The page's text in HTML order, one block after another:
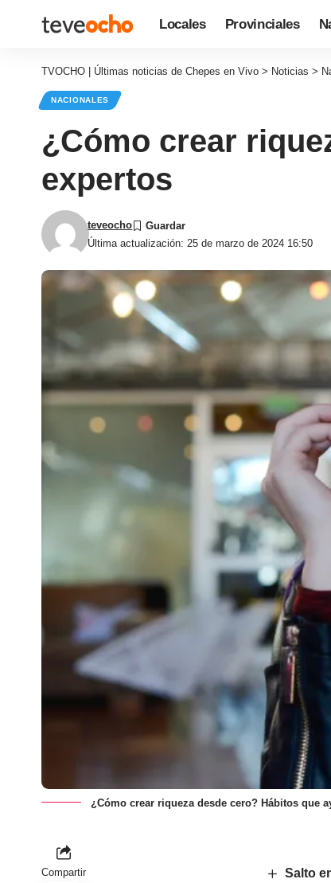
Locales Provinciales
TVOCHO | Últimas noticias de Chepes en Vivo > Noticias >
NACIONALES
¿Cómo crear
expertos
Última actualización: 25 de marzo de 2024 16:50
teveocho
¿Cómo crear riqueza desde cero? Hábitos que
Compartir
Salto